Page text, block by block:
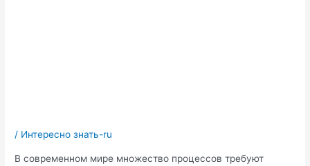
/ Интересно знать-ru
В современном мире множество процессов требуют